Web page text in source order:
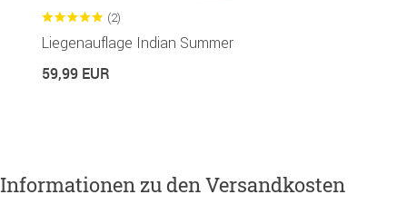
(2)
Liegenauflage Indian Summer
59,99 EUR
Informationen zu den Versandkosten